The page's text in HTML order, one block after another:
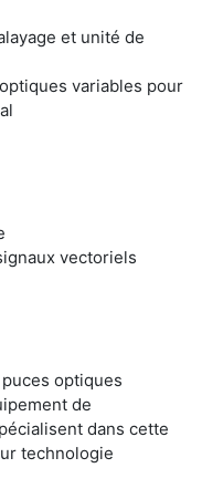
et unité de
variables pour
vectoriels
optiques
de
dans cette
technologie